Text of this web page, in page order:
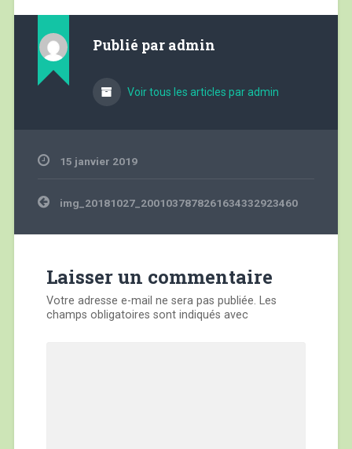
Publié par admin
Voir tous les articles par admin
15 janvier 2019
Navigation
de
img_20181027_2001037878261634332923460
Laisser un commentaire
Votre adresse e-mail ne sera pas publiée. Les
champs obligatoires sont indiqués avec